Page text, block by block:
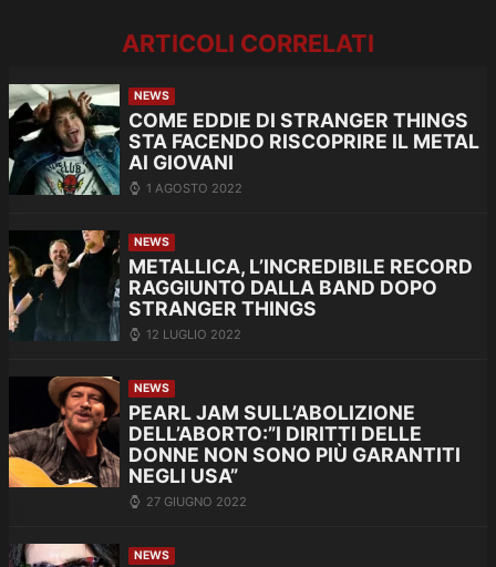
ARTICOLI CORRELATI
NEWS
COME EDDIE DI STRANGER THINGS
STA FACENDO RISCOPRIRE IL METAL
AI GIOVANI
1 AGOSTO 2022
NEWS
METALLICA, L’INCREDIBILE RECORD
RAGGIUNTO DALLA BAND DOPO
STRANGER THINGS
12 LUGLIO 2022
NEWS
PEARL JAM SULL’ABOLIZIONE
DELL’ABORTO:”I DIRITTI DELLE
DONNE NON SONO PIÙ GARANTITI
NEGLI USA”
27 GIUGNO 2022
NEWS